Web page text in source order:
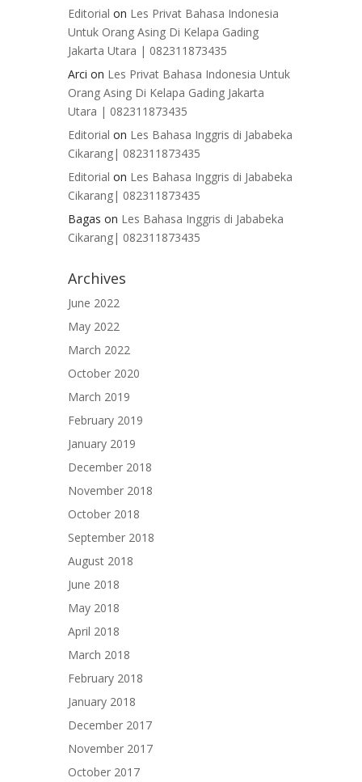
Editorial on Les Privat Bahasa Indonesia
Untuk Orang Asing Di Kelapa Gading
Jakarta Utara | 082311873435
Arci on Les Privat Bahasa Indonesia Untuk
Orang Asing Di Kelapa Gading Jakarta
Utara | 082311873435
Editorial on Les Bahasa Inggris di Jababeka
Cikarang| 082311873435
Editorial on Les Bahasa Inggris di Jababeka
Cikarang| 082311873435
Bagas on Les Bahasa Inggris di Jababeka
Cikarang| 082311873435
Archives
June 2022
May 2022
March 2022
October 2020
March 2019
February 2019
January 2019
December 2018
November 2018
October 2018
September 2018
August 2018
June 2018
May 2018
April 2018
March 2018
February 2018
January 2018
December 2017
November 2017
October 2017